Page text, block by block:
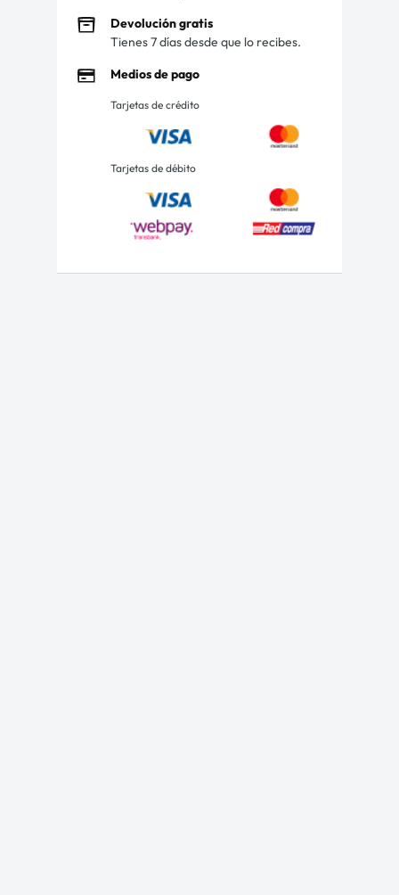
Devolución gratis
Tienes 7 días desde que lo recibes.
Medios de pago
Tarjetas de crédito
Tarjetas de débito